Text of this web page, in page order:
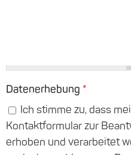
Datenerhebung *
Ich stimme zu, dass
Kontaktformular zur
erhoben und verarbeitet